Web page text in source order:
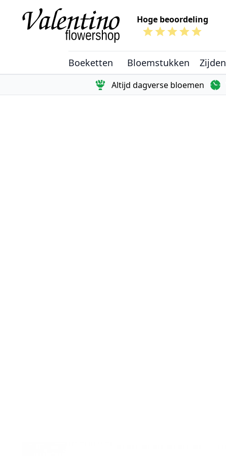
Ga naar de inhoud
Hoge beoordeling
Boeketten Bloemstukken Zijden
Altijd dagverse bloemen